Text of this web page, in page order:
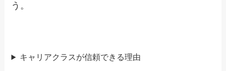
う。
キャリアクラスが信頼できる理由